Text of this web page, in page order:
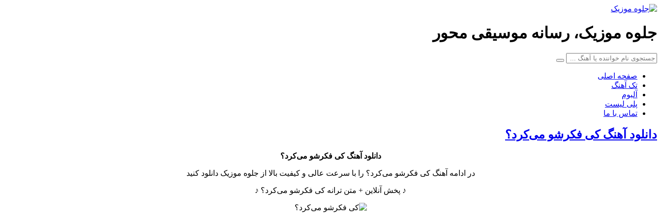
جلوه موزیک، رسانه موسیقی محور
صفحه اصلی
تک آهنگ
آلبوم
پلی لیست
تماس با ما
دانلود آهنگ کی فکرشو می‌کرد؟
دانلود آهنگ کی فکرشو می‌کرد؟
در ادامه آهنگ کی فکرشو می‌کرد؟ را با سرعت عالی و کیفیت بالا از جلوه موزیک دانلود کنید
♪ پخش آنلاین + متن ترانه کی فکرشو می‌کرد؟ ♪